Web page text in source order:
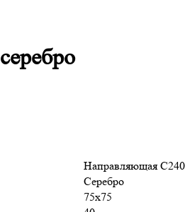
Направляющая С240
Серебро
75х75